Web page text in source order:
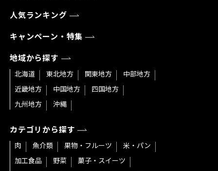
人気ランキング
キャンペーン・特集
地域から探す
北海道 東北地方 関東地方
中部地方
近畿地方
中国地方
四国地方
九州地方
沖縄
カテゴリから探す
肉 魚介類 果物・フルーツ
米・パン
加工食品
野菜
菓子・スイーツ